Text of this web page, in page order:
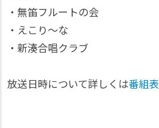
・無笛フルートの会
・えこり〜な
・新湊合唱クラブ
放送日時について詳しくは番組表